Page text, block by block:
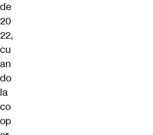
de
20
22,
cu
an
do
la
co
op